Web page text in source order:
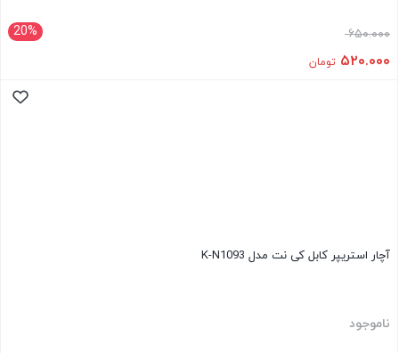
20% ۶۵۰.۰۰۰
۵۲۰.۰۰۰ تومان
آچار استریپر کابل کی نت مدل K-N1093
ناموجود